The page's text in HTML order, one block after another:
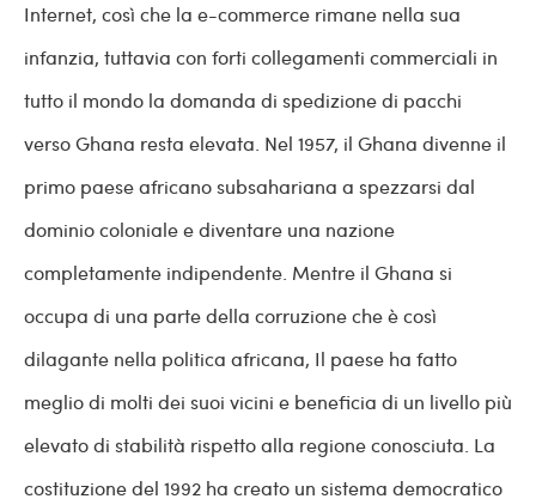
Internet, così che la e-commerce rimane nella sua
infanzia, tuttavia con forti collegamenti commerciali in
tutto il mondo la domanda di spedizione di pacchi
verso Ghana resta elevata. Nel 1957, il Ghana divenne il
primo paese africano subsahariana a spezzarsi dal
dominio coloniale e diventare una nazione
completamente indipendente. Mentre il Ghana si
occupa di una parte della corruzione che è così
dilagante nella politica africana, Il paese ha fatto
meglio di molti dei suoi vicini e beneficia di un livello più
elevato di stabilità rispetto alla regione conosciuta. La
costituzione del 1992 ha creato un sistema democratico